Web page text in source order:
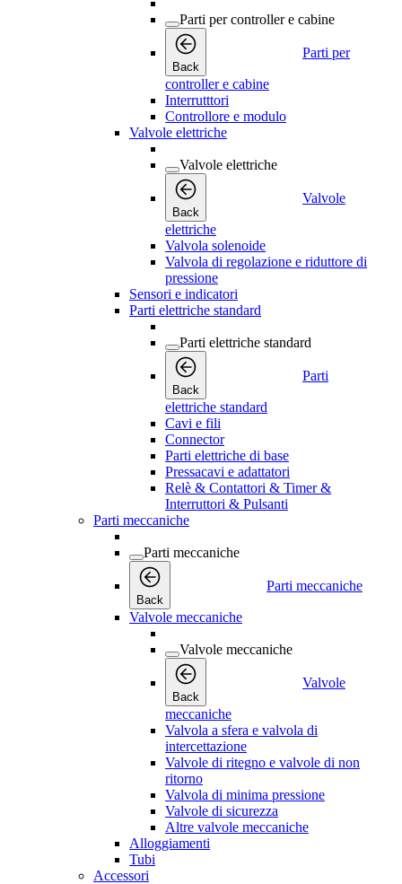
Parti per controller e cabine
Back
Parti per
controller e cabine
Interrutttori
Controllore e modulo
Valvole elettriche
Valvole elettriche
Back
Valvole
elettriche
Valvola solenoide
Valvola di regolazione e riduttore di
pressione
Sensori e indicatori
Parti elettriche standard
Parti elettriche standard
Back
Parti
elettriche standard
Cavi e fili
Connector
Parti elettriche di base
Pressacavi e adattatori
Relè & Contattori & Timer &
Interruttori & Pulsanti
Parti meccaniche
Parti meccaniche
Back
Parti meccaniche
Valvole meccaniche
Valvole meccaniche
Back
Valvole
meccaniche
Valvola a sfera e valvola di
intercettazione
Valvole di ritegno e valvole di non
ritorno
Valvola di minima pressione
Valvole di sicurezza
Altre valvole meccaniche
Alloggiamenti
Tubi
Accessori